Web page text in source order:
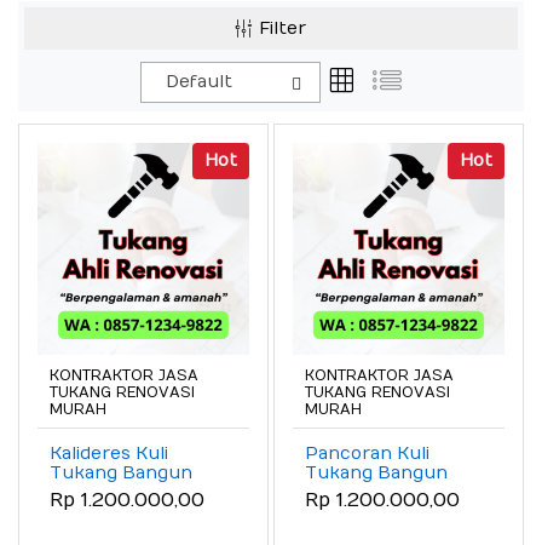
Filter
Default
Hot
KONTRAKTOR JASA
TUKANG RENOVASI
MURAH
Kalideres Kuli
Tukang Bangun
Rumah Murah
Bergaransi
Rp 1.200.000,00
Hot
KONTRAKTOR JASA
TUKANG RENOVASI
MURAH
Pancoran Kuli
Tukang Bangun
Rumah Murah
Bergaransi
Rp 1.200.000,00